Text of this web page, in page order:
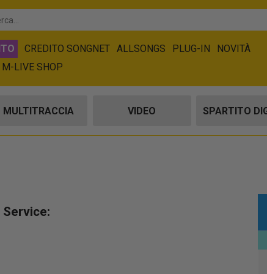
CREDITO SONGNET ALLSONGS PLUG-IN
NOVITÀ
M-LIVE SHOP
MULTITRACCIA VIDEO SPARTITO